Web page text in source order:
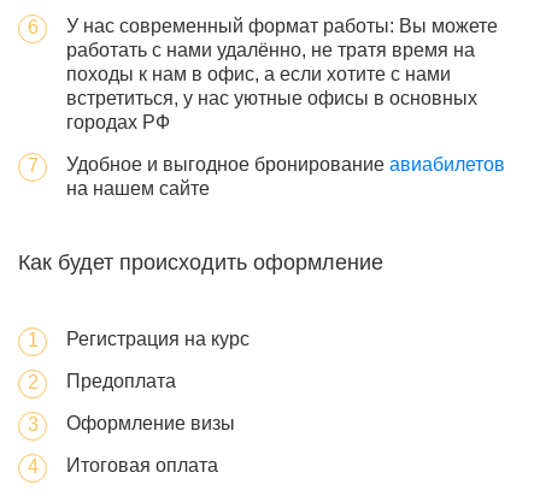
У нас современный формат работы: Вы можете
работать с нами удалённо, не тратя время на
походы к нам в офис, а если хотите с нами
встретиться, у нас уютные офисы в основных
городах РФ
Удобное и выгодное бронирование авиабилетов
на нашем сайте
Как будет происходить оформление
Регистрация на курс
Предоплата
Оформление визы
Итоговая оплата